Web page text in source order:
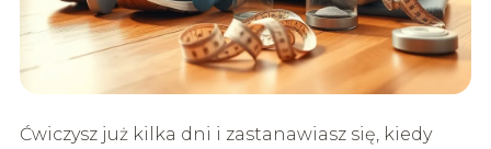
Ćwiczysz już kilka dni i zastanawiasz się, kiedy